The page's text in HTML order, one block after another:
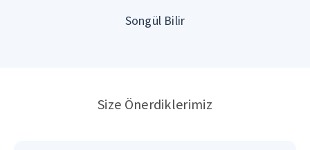
Songül Bilir
Size Önerdiklerimiz